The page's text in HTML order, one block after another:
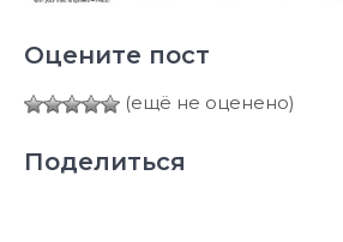
Оцените пост
(ещё не оценено)
Поделиться